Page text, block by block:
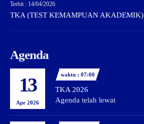
Terbit : 14/04/2026
TKA (TEST KEMAMPUAN AKADEMIK)
Agenda
13
Apr 2026
waktu : 07:00
TKA 2026
Agenda telah lewat